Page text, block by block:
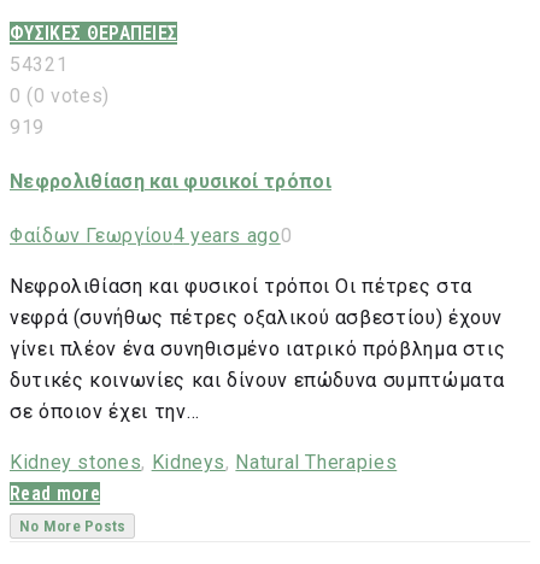
ΦΥΣΙΚΕΣ ΘΕΡΑΠΕΙΕΣ
543 2 1
0 (0 votes)
919
Νεφρολιθίαση και φυσικοί τρόποι
Φαίδων Γεωργίου4 years ago0
Νεφρολιθίαση και φυσικοί τρόποι Οι πέτρες στα
νεφρά (συνήθως πέτρες οξαλικού ασβεστίου) έχουν
γίνει πλέον ένα συνηθισμένο ιατρικό πρόβλημα στις
δυτικές κοινωνίες και δίνουν επώδυνα συμπτώματα
σε όποιον έχει την…
Kidney stones, Kidneys, Natural Therapies
Read more
No More Posts